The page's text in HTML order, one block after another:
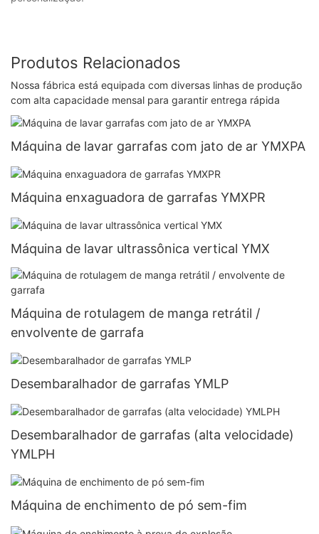
Produtos Relacionados
Nossa fábrica está equipada com diversas linhas de produção
com alta capacidade mensal para garantir entrega rápida
Máquina de lavar garrafas com jato de ar YMXPA
Máquina enxaguadora de garrafas YMXPR
Máquina de lavar ultrassônica vertical YMX
Máquina de rotulagem de manga retrátil /
envolvente de garrafa
Desembaralhador de garrafas YMLP
Desembaralhador de garrafas (alta velocidade)
YMLPH
Máquina de enchimento de pó sem-fim